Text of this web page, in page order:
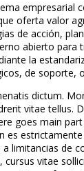
empresarial
oferta valor
de acción,
abierto para
la
de soporte,
dictum.
vitae tellus.
goes main
es
limitancias de
cursus vitae